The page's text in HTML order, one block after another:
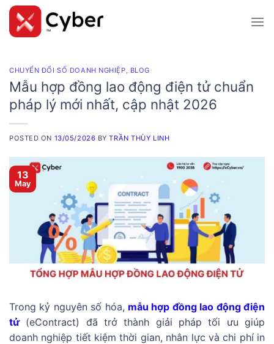
Skip
content
CHUYỂN ĐỔI SỐ DOANH NGHIỆP, BLOG
Mẫu hợp đồng lao động điện tử chuẩn
pháp lý mới nhất, cập nhật 2026
POSTED ON 13/05/2026 BYTRẦN THÙY LINH
13
May
Trong kỷ nguyên số hóa, mẫu hợp đồng lao động điện
tử(eContract) đã trở thành giải pháp tối ưu giúp
doanh nghiệp tiết kiệm thời gian, nhân lực và chi phí in